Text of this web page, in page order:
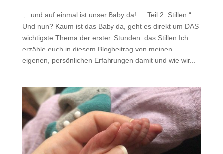
„.. und auf einmal ist unser Baby da! … Teil 2: Stillen “
Und nun? Kaum ist das Baby da, geht es direkt um DAS
wichtigste Thema der ersten Stunden: das Stillen.Ich
erzähle euch in diesem Blogbeitrag von meinen
eigenen, persönlichen Erfahrungen damit und wie wir...